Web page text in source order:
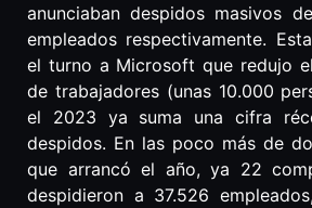
anunciaban despidos masivos
empleados respectivamente.
el turno a Microsoft que redujo
de trabajadores (unas 10.000
el 2023 ya suma una cifra
despidos. En las poco más de
que arrancó el año, ya 22
despidieron a 37.526